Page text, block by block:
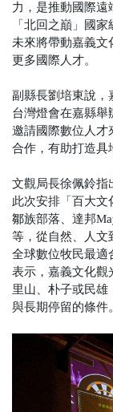
力，是推動國際遠
「北回之巔」國
未來將帶動嘉義文
更多國際人才。
副縣長劉培東說，
台灣燈會在嘉縣舉
邀請國際數位人才
合作，有助打造具
文觀局長徐佩鈴指
此次安排「百大文
鄒族部落、達邦
等，從自然、人文
全球數位牧民最適
表示，嘉義文化觀
里山、朴子或民雄
與長期停留的條件。